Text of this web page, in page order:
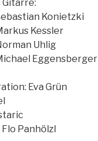
Konietzki
Kessler
Uhlig
Eggensberger
Eva Grün
Flo Panhölzl